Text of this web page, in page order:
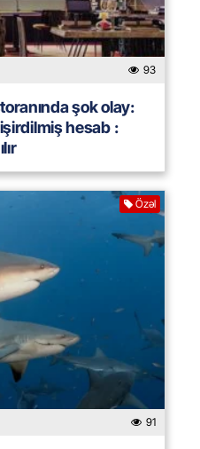
93
şok olay:
hesab :
Özəl
91